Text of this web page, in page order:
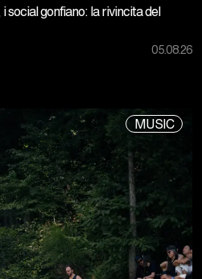
social gonfiano: la rivincita del
05.08.26
MUSIC